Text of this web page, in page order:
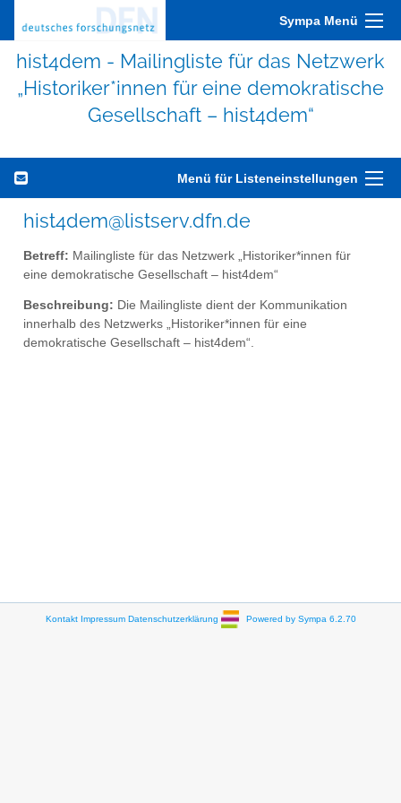
Sympa Menü
hist4dem - Mailingliste für das Netzwerk
„Historiker*innen für eine demokratische
Gesellschaft – hist4dem“
Menü für Listeneinstellungen
hist4dem@listserv.dfn.de
Betreff: Mailingliste für das Netzwerk „Historiker*innen für
eine demokratische Gesellschaft – hist4dem“
Beschreibung: Die Mailingliste dient der Kommunikation
innerhalb des Netzwerks „Historiker*innen für eine
demokratische Gesellschaft – hist4dem“.
Kontakt Impressum Datenschutzerklärung Powered by Sympa 6.2.70